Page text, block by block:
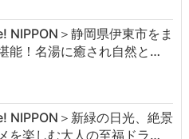
NIPPON＞静岡県伊東市をま
能！名湯に癒され自然と…
NIPPON＞新緑の日光、絶景
を楽しむ大人の至福ドラ…